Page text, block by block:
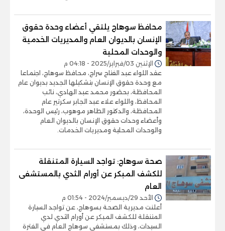
محافظ سوهاج يلتقي أعضاء وحدة حقوق
الإنسان بالديوان العام والمديريات الخدمية
والوحدات المحلية
الإثنين 03/فبراير/2025 - 04:18 م
عقد اللواء عبد الفتاح سراج، محافظ سوهاج، اجتماعا
مع وحدة حقوق الإنسان بتشكيلها الجديد بديوان عام
المحافظة، بحضور محمد عبد الهادي، نائب
المحافظ، واللواء علاء عبد الجابر سكرتير عام
المحافظة، والدكتور الطاهر موهوب، رئيس الوحدة،
وأعضاء وحدات حقوق الإنسان بالديوان العام
والوحدات المحلية ومديريات الخدمات.
صحة سوهاج: تواجد السيارة المتنقلة
للكشف المبكر عن أورام الثدي بالمستشفى
العام
الأحد 29/ديسمبر/2024 - 01:54 م
أعلنت مديرية الصحة بسوهاج، عن تواجد السيارة
المتنقلة للكشف المبكر عن أورام الثدي لدي
السيدات، وذلك بمستشفى سوهاج العام في الفترة